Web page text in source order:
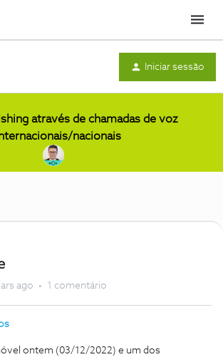
Menu
Iniciar sessão
através de chamadas de voz
nacionais
ago 1 comentário
ontem (03/12/2022) e um dos